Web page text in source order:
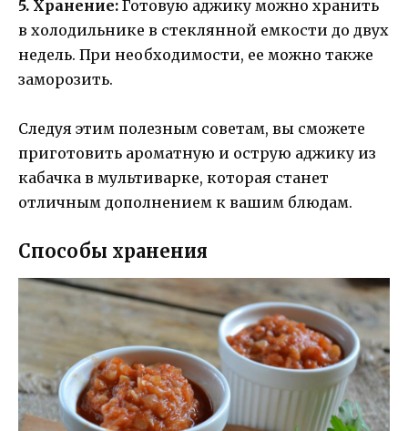
5. Хранение: Готовую аджику можно хранить
в холодильнике в стеклянной емкости до двух
недель. При необходимости, ее можно также
заморозить.
Следуя этим полезным советам, вы сможете
приготовить ароматную и острую аджику из
кабачка в мультиварке, которая станет
отличным дополнением к вашим блюдам.
Способы хранения